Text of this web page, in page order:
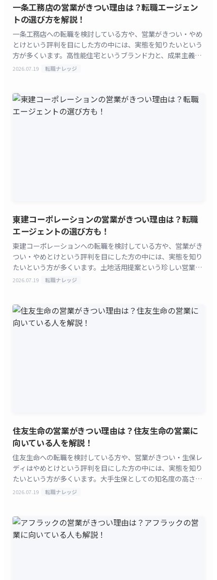
一条工務店の営業がきつい理由は？転職エージェン
トの選び方を解説！
一条工務店への転職を検討している方や、営業がきつい・やめ
とけという評判を目にした方の中には、実態を知りたいという
方が多くいます。高性能住宅というブランド力と、成果主義の
厳しさが同時に語られる会社です。 この記事では、一条
2026.07.19 転職ナレッジ
東建コーポレーションの営業がきつい理由は？転職
エージェントの選び方も！
東建コーポレーションへの転職を検討している方や、営業がき
つい・やめとけという評判を目にした方の中には、実態を知り
たいという方が多くいます。土地活用提案という珍しい営業ス
タイルと、東証プライム上場という安定感が同時に語られ
2026.07.19 転職ナレッジ
住友生命の営業がきつい理由は？住友生命の営業に
向いている人を解説！
住友生命への転職を検討している方や、営業がきつい・生保レ
ディはやめとけという評判を目にした方の中には、実態を知り
たいという方が多くいます。大手生保としての知名度の高さ
と、対面営業ならではの厳しさが同時に語られる会社です。
2026.07.19 転職ナレッジ